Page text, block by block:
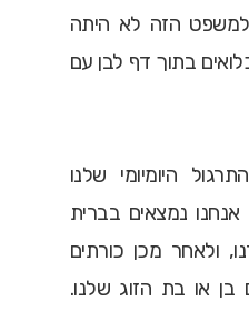
למשפט הזה לא היתה
בתוך דף לבן עם
היומיומי שלנו
נמצאים בברית
ולאחר מכן כורתים
בן או בת הזוג שלנו.